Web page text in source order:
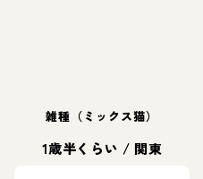
雑種（ミックス猫）
1歳半くらい / 関東